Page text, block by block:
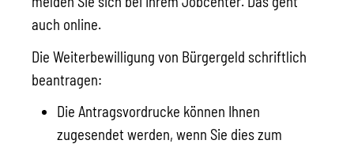
auch online.
Die Weiterbewilligung von Bürgergeld schriftlich
beantragen:
Die Antragsvordrucke können Ihnen
zugesendet werden, wenn Sie dies zum